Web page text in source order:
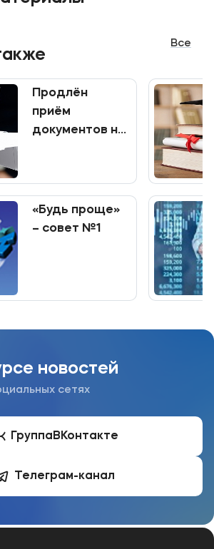
организации
Все
Продлён
приём
документов на
профессионального
образования
«Будь проще»
– совет №1
новостей
сетях
Группа ВКонтакте
Телеграм-канал